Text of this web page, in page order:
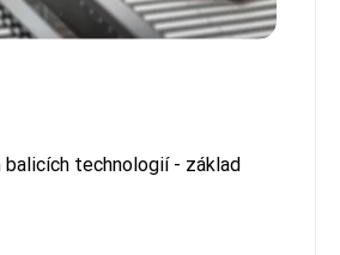
balicích technologií - základ